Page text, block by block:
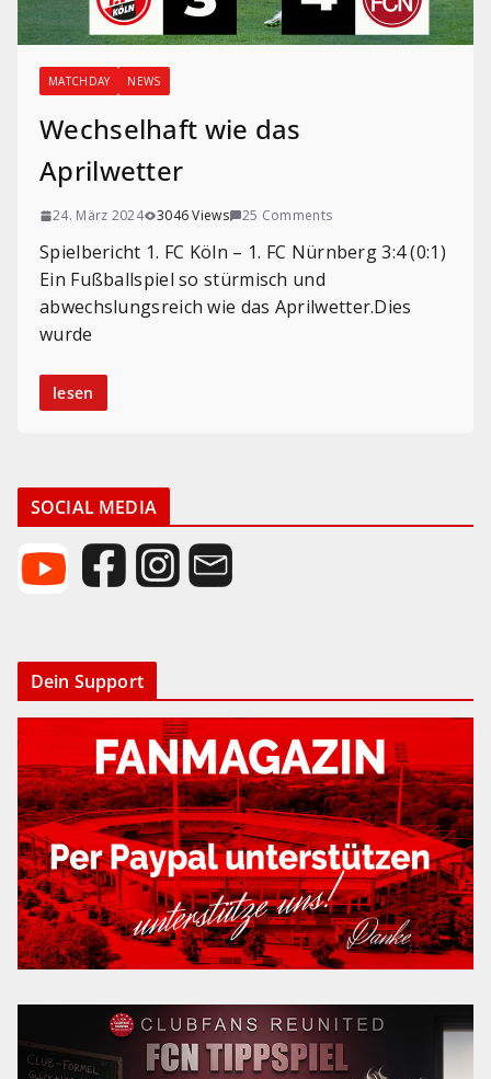
MATCHDAY NEWS
Wechselhaft wie das
Aprilwetter
24. März 2024 3046 Views 25 Comments
Spielbericht 1. FC Köln – 1. FC Nürnberg 3:4 (0:1)
Ein Fußballspiel so stürmisch und
abwechslungsreich wie das Aprilwetter.Dies
wurde
lesen
SOCIAL MEDIA
Dein Support